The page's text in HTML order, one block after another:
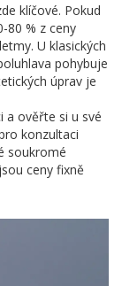
klíčové. Pokud
80 % z ceny
U klasických
pohybuje
úprav je
a ověřte si u své
konzultaci
soukromé
ceny fixně